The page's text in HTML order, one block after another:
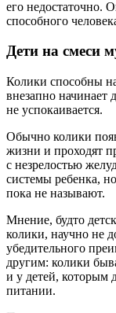
его недостаточно.
способного
Дети на смеси
Колики способны
внезапно начинает
не успокаивается.
Обычно колики
жизни и проходят
с незрелостью
системы ребенка,
пока не называют.
Мнение, будто
колики, научно не
убедительного
другим: колики
и у детей, которым
питании.